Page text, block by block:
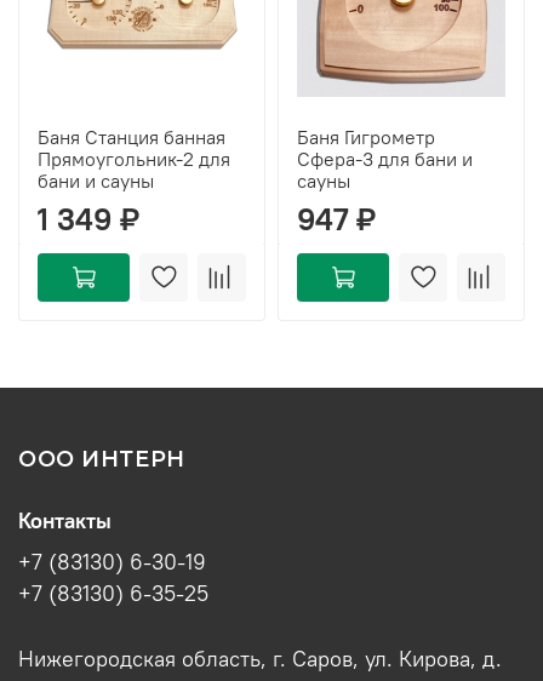
Баня Станция банная
Прямоугольник-2 для
бани и сауны
1 349 ₽
Баня Гигрометр
Сфера-3 для бани и
сауны
947 ₽
ООО ИНТЕРН
Контакты
+7 (83130) 6-30-19
+7 (83130) 6-35-25
Нижегородская область, г. Саров, ул. Кирова, д.